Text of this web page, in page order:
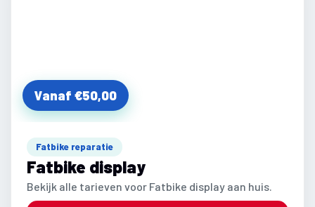
Vanaf €50,00
Fatbike reparatie
Fatbike display
Bekijk alle tarieven voor Fatbike display aan huis.